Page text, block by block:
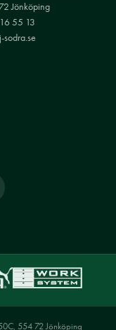
Jönköping
55 13
sodra.se
554 72 Jönköping